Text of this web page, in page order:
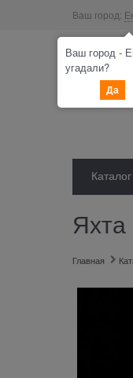
Ваш город:
Главная
Ваш город -
угадали?
Да